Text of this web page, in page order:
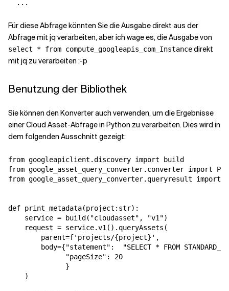
Für diese Abfrage könnten Sie die Ausgabe direkt aus der
Abfrage mit jq verarbeiten, aber ich wage es, die Ausgabe von
select * from compute_googleapis_com_Instancedirekt
mit jq zu verarbeiten :-p
Benutzung der Bibliothek
Sie können den Konverter auch verwenden, um die Ergebnisse
einer Cloud Asset-Abfrage in Python zu verarbeiten. Dies wird in
dem folgenden Ausschnitt gezeigt:
from googleapiclient.discovery import build
from google_asset_query_converter.converter import
from google_asset_query_converter.queryresult import
def print_metadata(project:str):
    service = build("cloudasset", "v1")
    request = service.v1().queryAssets(
        parent=f'projects/{project}',
body={"statement":  "SELECT * FROM
              "pageSize": 20
              }
    )